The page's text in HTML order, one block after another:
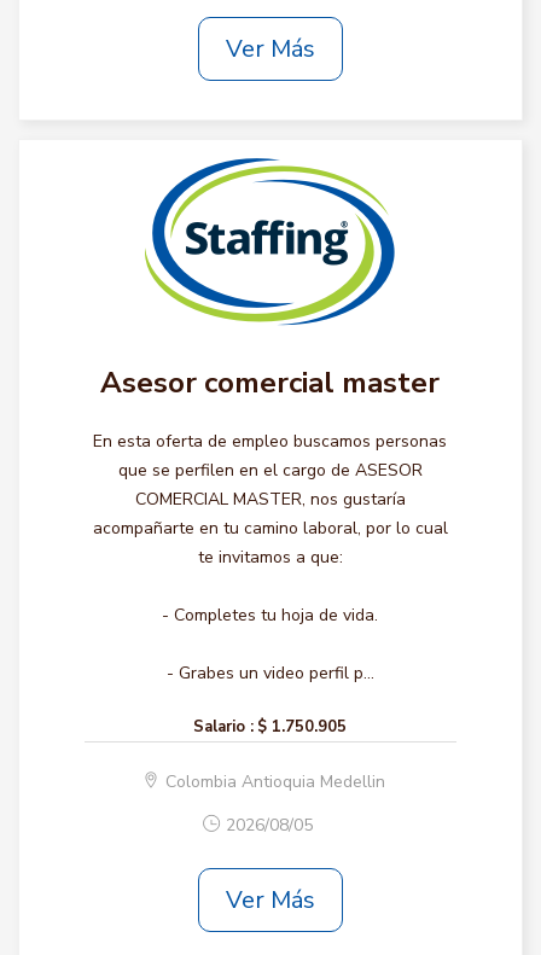
Ver Más
Asesor comercial master
En esta oferta de empleo buscamos personas
que se perfilen en el cargo de ASESOR
COMERCIAL MASTER, nos gustaría
acompañarte en tu camino laboral, por lo cual
te invitamos a que:
- Completes tu hoja de vida.
- Grabes un video perfil p...
Salario : $ 1.750.905
Colombia Antioquia Medellin
2026/08/05
Ver Más